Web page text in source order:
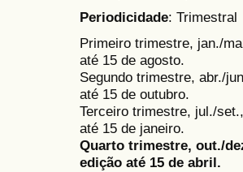
Periodicidade: Trimestral
Primeiro trimestre, jan./
até 15 de agosto.
Segundo trimestre, abr./
até 15 de outubro.
Terceiro trimestre, jul./
até 15 de janeiro.
Quarto trimestre, out./
edição até 15 de abril.